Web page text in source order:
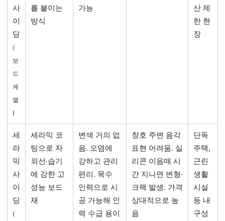
사
이
딩
(
보
드
계
열
)
를 붙이는
방식
가능
산 제
한 현
장
세
라
믹
사
이
딩
(
세라믹 코
팅으로 자
외선·습기
에 강한 고
성능 보드
재
변색 거의 없
음. 오염에
강하고 관리
편리. 목수
인력으로 시
공 가능해 인
력 수급 용이
창호 주변 음각
표현 어려움. 실
리콘 이음매 시
간 지나면 변형·
크랙 발생. 가격
상대적으로 높
음
단독
주택,
근린
생활
시설
등 내
구성